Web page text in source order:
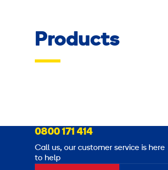
Products
0800 171 414
Call us, our customer service is here
to help